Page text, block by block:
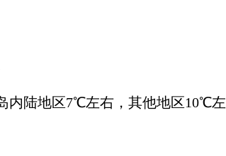
陆地区7℃左右，其他地区10℃左